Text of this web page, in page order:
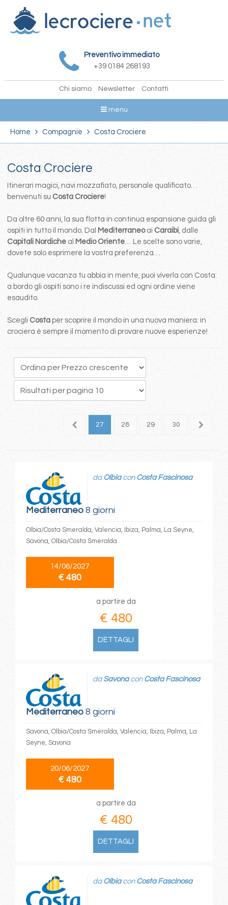
Preventivo immediato
+39 0184 268193
Chi siamo Newsletter Contatti
menu
Home Compagnie Costa Crociere
Costa Crociere
Itinerari magici, navi mozzafiato, personale qualificato…
benvenuti su Costa Crociere!
Da oltre 60 anni, la sua flotta in continua espansione guida gli
ospiti in tutto il mondo. Dal Mediterraneo ai Caraibi, dalle
Capitali Nordicheal Medio Oriente… Le scelte sono varie,
dovete solo esprimere la vostra preferenza…
Qualunque vacanza tu abbia in mente, puoi viverla con Costa:
a bordo gli ospiti sono i re indiscussi ed ogni ordine viene
esaudito.
Scegli Costa per scoprire il mondo in una nuova maniera: in
crociera è sempre il momento di provare nuove esperienze!
26 27 28 29 30 31
Mediterraneo8 giorni
da Olbiacon Costa Fascinosa
Olbia/Costa Smeralda, Valencia, Ibiza, Palma, La Seyne,
Savona, Olbia/Costa Smeralda
14/06/2027
€ 480
a partire da
€ 480
DETTAGLI
Mediterraneo8 giorni
da Savonacon Costa Fascinosa
Savona, Olbia/Costa Smeralda, Valencia, Ibiza, Palma, La
Seyne, Savona
20/06/2027
€ 480
a partire da
€ 480
DETTAGLI
da Olbiacon Costa Fascinosa